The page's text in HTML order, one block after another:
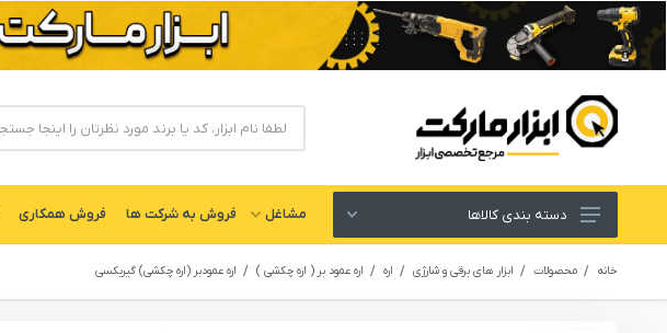
ابزار های برقی و شارژی
لوازم جانبی ابزار
دسته بندی کالاها مشاغل فروش به شركت ها فروش همکاری
خانه محصولات ابزار های برقی و شارژی اره اره عمود بر ( اره چکشی ) اره عمودبر (اره چکشی) گیربکسی